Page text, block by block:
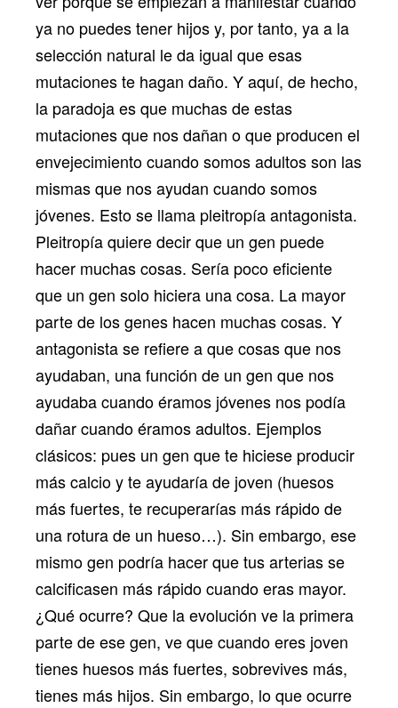
ya no puedes tener hijos y, por tanto, ya a la
selección natural le da igual que esas
mutaciones te hagan daño. Y aquí, de hecho,
la paradoja es que muchas de estas
mutaciones que nos dañan o que producen el
envejecimiento cuando somos adultos son las
mismas que nos ayudan cuando somos
jóvenes. Esto se llama pleitropía antagonista.
Pleitropía quiere decir que un gen puede
hacer muchas cosas. Sería poco eficiente
que un gen solo hiciera una cosa. La mayor
parte de los genes hacen muchas cosas. Y
antagonista se refiere a que cosas que nos
ayudaban, una función de un gen que nos
ayudaba cuando éramos jóvenes nos podía
dañar cuando éramos adultos. Ejemplos
clásicos: pues un gen que te hiciese producir
más calcio y te ayudaría de joven (huesos
más fuertes, te recuperarías más rápido de
una rotura de un hueso…). Sin embargo, ese
mismo gen podría hacer que tus arterias se
calcificasen más rápido cuando eras mayor.
¿Qué ocurre? Que la evolución ve la primera
parte de ese gen, ve que cuando eres joven
tienes huesos más fuertes, sobrevives más,
tienes más hijos. Sin embargo, lo que ocurre